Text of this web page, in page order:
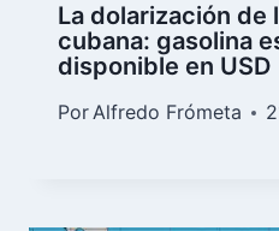
La dolarización de
cubana: gasolina
disponible en USD
PorAlfredo Frómeta